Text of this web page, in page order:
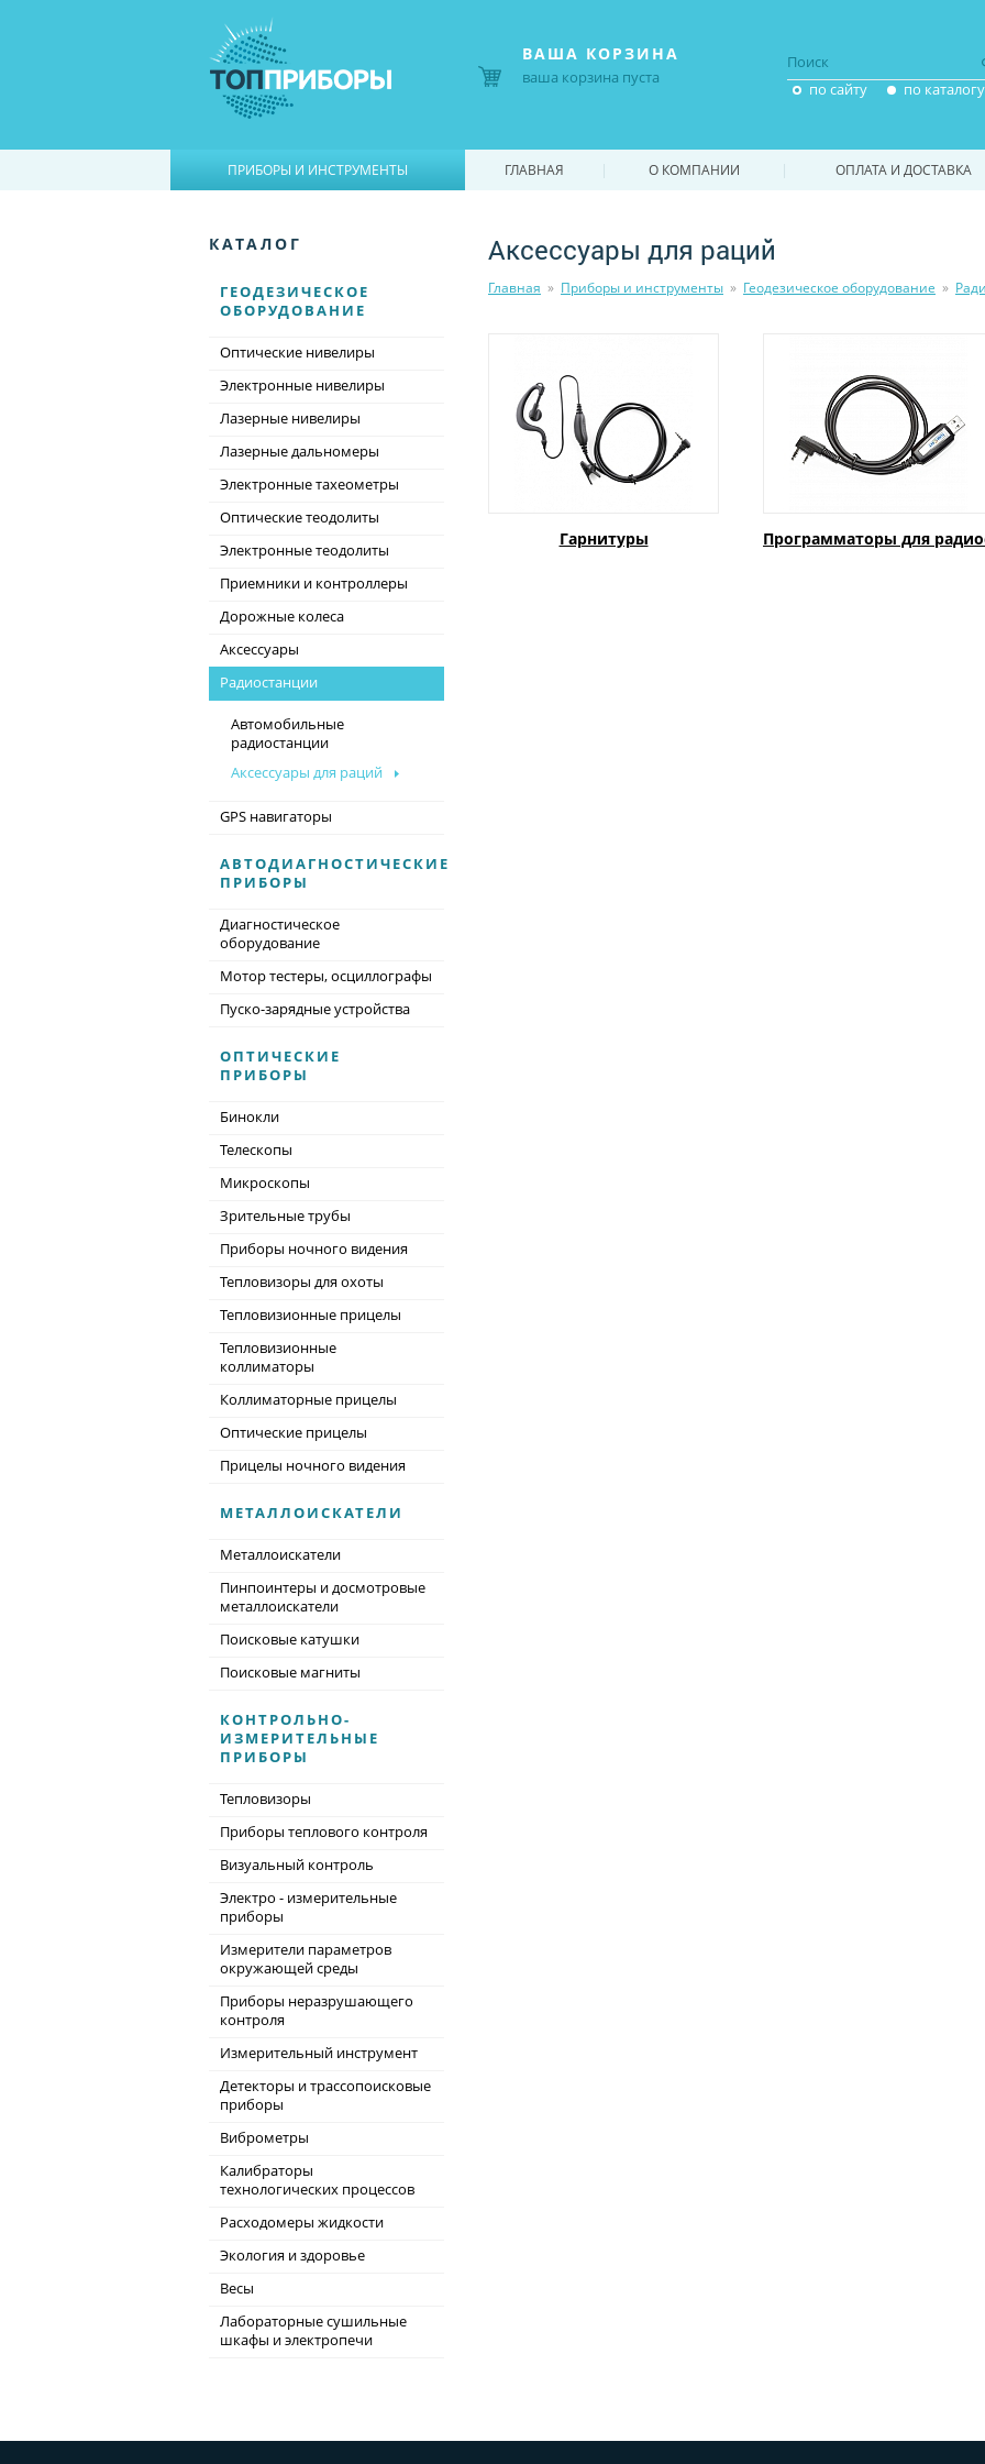
Аксессуары для раций
Главная » Приборы и инструменты » Геодезическое оборудование »
Гарнитуры Программаторы для
КАТАЛОГ
ГЕОДЕЗИЧЕСКОЕ
ОБОРУДОВАНИЕ
Оптические нивелиры
Электронные нивелиры
Лазерные нивелиры
Лазерные дальномеры
Электронные тахеометры
Оптические теодолиты
Электронные теодолиты
Приемники и контроллеры
Дорожные колеса
Аксессуары
Радиостанции
Автомобильные
радиостанции
Аксессуары для раций
GPS навигаторы
АВТОДИАГНОСТИЧЕСКИЕ
ПРИБОРЫ
Диагностическое
оборудование
Мотор тестеры, осциллографы
Пуско-зарядные устройства
ОПТИЧЕСКИЕ
ПРИБОРЫ
Бинокли
Телескопы
Микроскопы
Зрительные трубы
Приборы ночного видения
Тепловизоры для охоты
Тепловизионные прицелы
Тепловизионные
коллиматоры
Коллиматорные прицелы
Оптические прицелы
Прицелы ночного видения
МЕТАЛЛОИСКАТЕЛИ
Металлоискатели
Пинпоинтеры и досмотровые
металлоискатели
Поисковые катушки
Поисковые магниты
КОНТРОЛЬНО-
ИЗМЕРИТЕЛЬНЫЕ
ПРИБОРЫ
Тепловизоры
Приборы теплового контроля
Визуальный контроль
Электро - измерительные
приборы
Измерители параметров
окружающей среды
Приборы неразрушающего
контроля
Измерительный инструмент
Детекторы и трассопоисковые
приборы
Виброметры
Калибраторы
технологических процессов
Расходомеры жидкости
Экология и здоровье
Весы
Лабораторные сушильные
шкафы и электропечи
ВАША КОРЗИНА
ваша корзина пуста
по сайту по каталогу
ПРИБОРЫ И ИНСТРУМЕНТЫ ГЛАВНАЯ | О КОМПАНИИ | ОПЛАТА И ДОСТАВКА